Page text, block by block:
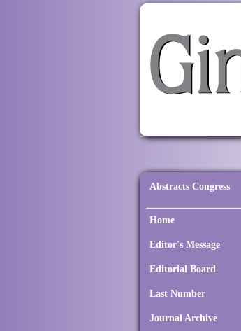
Abstracts Congress
Home
Editor's Message
Editorial Board
Last Number
Journal Archive